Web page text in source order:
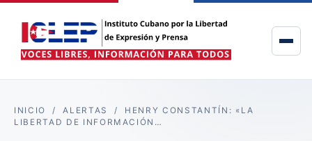
INICIO /ALERTAS / HENRY CONSTANTÍN: «LA
LIBERTAD DE INFORMACIÓN…